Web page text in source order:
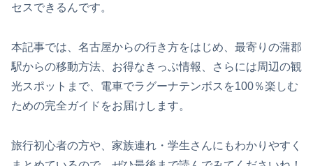
セスできるんです。
本記事では、名古屋からの行き方をはじめ、最寄りの蒲郡
駅からの移動方法、お得なきっぷ情報、さらには周辺の観
光スポットまで、電車でラグーナテンボスを100％楽しむ
ための完全ガイドをお届けします。
旅行初心者の方や、家族連れ・学生さんにもわかりやすく